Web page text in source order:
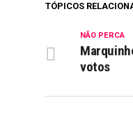
TÓPICOS
NÃO PERCA
votos